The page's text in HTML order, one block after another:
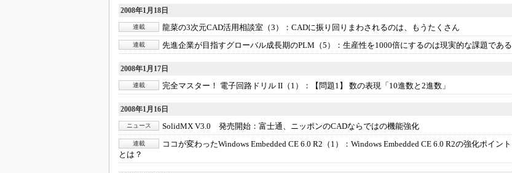
2008年1月18日
連載 龍菜の3次元CAD活用相談室（3）： CADに振り回りまわされるのは、もうたくさん
連載 先進企業が目指すグローバル成長期のPLM（5）： 生産性を1000倍にするのは現実的な課題である
2008年1月17日
連載 完全マスター！ 電子回路ドリル II（1）： 【問題1】 数の表現「10進数と2進数」
2008年1月16日
ニュース SolidMX V3.0 発売開始： 富士通、ニッポンのCADならではの機能強化
連載 ココが変わったWindows Embedded CE 6.0 R2（1）： Windows Embedded CE 6.0 R2の強化ポイント
とは？